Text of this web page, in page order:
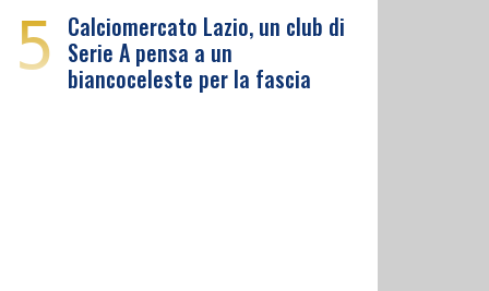
5 Calciomercato Lazio, un club di
Serie A pensa a un
biancoceleste per la fascia